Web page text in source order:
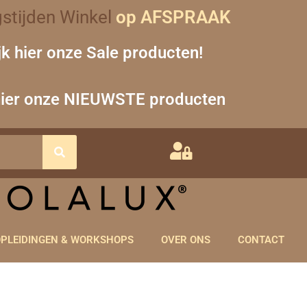
Winkel op AFSPRAAK
hier onze Sale producten!
onze NIEUWSTE producten
& WORKSHOPS OVER ONS CONTACT